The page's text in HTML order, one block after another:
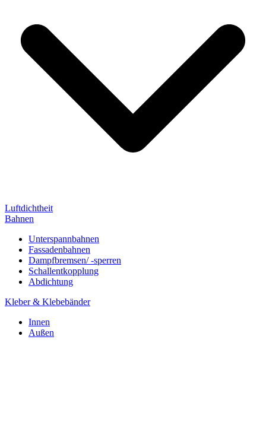
Luftdichtheit
Bahnen
Unterspannbahnen
Fassadenbahnen
Dampfbremsen/ -sperren
Schallentkopplung
Abdichtung
Kleber & Klebebänder
Innen
Außen